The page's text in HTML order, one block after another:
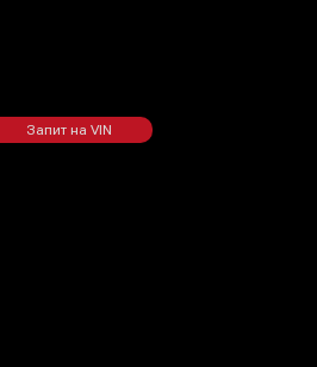
Запит на VIN